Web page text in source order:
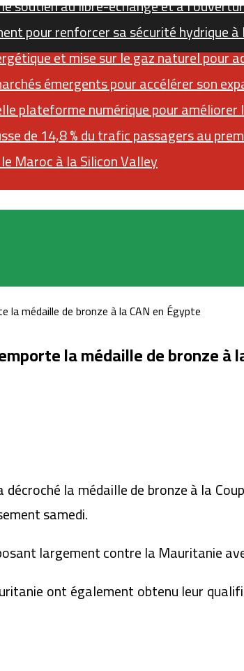
soutien au libre-échange et à
pour renforcer sa sécurité hydrique à
et mise sur le gaz naturel pour
émergents pour accélérer son
plateforme numérique pour améliorer
de 14,8 % du trafic passagers au
Maroc à la Silicon Valley
(barre latérale)RSSInstagram
la médaille de bronze à la CAN en Égypte
la médaille de bronze à
la médaille de bronze à la
samedi.
largement contre la Mauritanie
ont également obtenu leur